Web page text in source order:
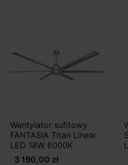
Wentylator sufitowy
FANTASIA Titan Linear
LED 18W 6000K
3 190,00 zł